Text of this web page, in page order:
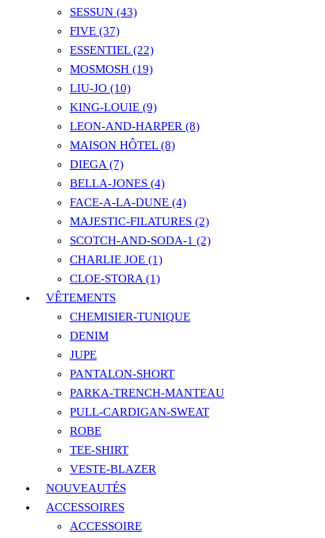
SESSUN (43)
FIVE (37)
ESSENTIEL (22)
MOSMOSH (19)
LIU-JO (10)
KING-LOUIE (9)
LEON-AND-HARPER (8)
MAISON HÔTEL (8)
DIEGA (7)
BELLA-JONES (4)
FACE-A-LA-DUNE (4)
MAJESTIC-FILATURES (2)
SCOTCH-AND-SODA-1 (2)
CHARLIE JOE (1)
CLOE-STORA (1)
VÊTEMENTS
CHEMISIER-TUNIQUE
DENIM
JUPE
PANTALON-SHORT
PARKA-TRENCH-MANTEAU
PULL-CARDIGAN-SWEAT
ROBE
TEE-SHIRT
VESTE-BLAZER
NOUVEAUTÉS
ACCESSOIRES
ACCESSOIRE